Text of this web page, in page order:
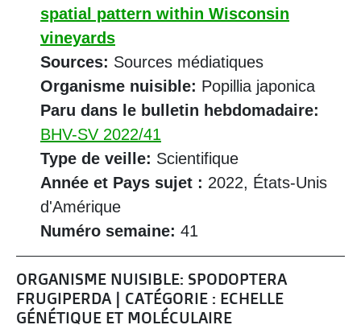
spatial pattern within Wisconsin
vineyards
Sources: Sources médiatiques
Organisme nuisible: Popillia japonica
Paru dans le bulletin hebdomadaire:
BHV-SV 2022/41
Type de veille: Scientifique
Année et Pays sujet : 2022, États-Unis
d'Amérique
Numéro semaine: 41
ORGANISME NUISIBLE: SPODOPTERA
FRUGIPERDA | CATÉGORIE : ECHELLE
GÉNÉTIQUE ET MOLÉCULAIRE